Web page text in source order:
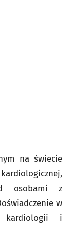
na świecie
osobami z
w
kardiologii i